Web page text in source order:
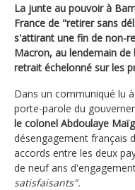
La junte au pouvoir à
France de "retirer sans
s'attirant une fin de non-
Macron, au lendemain
retrait échelonné sur les
Dans un communiqué lu
porte-parole du
le colonel Abdoulaye
désengagement français
accords entre les deux
de neuf ans
satisfaisants".